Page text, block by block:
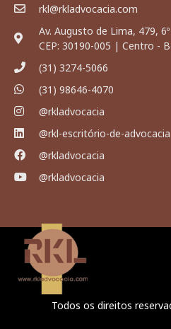
rkl@rkladvocacia.com
Av. Augusto de Lima, 479,
CEP: 30190-005 | Centro -
(31) 3274-5066
(31) 98646-4070
@rkladvocacia
@rkl-escritório-de-advocacia
@rkladvocacia
@rkladvocacia
Todos os direitos